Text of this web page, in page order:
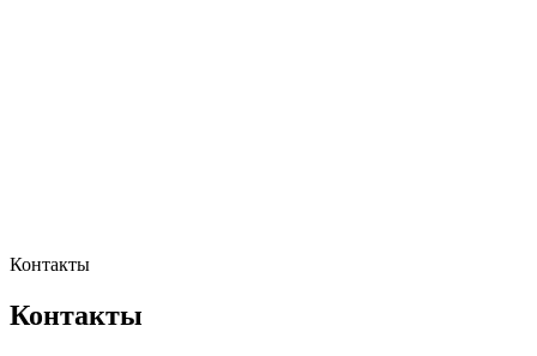
Контакты
Контакты